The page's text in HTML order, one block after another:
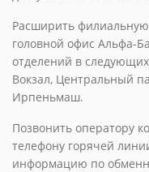
Расширить
головной офис Альфа-
отделений в
Вокзал, Центральный
Ирпеньмаш.
Позвонить оператору
телефону горячей
информацию по